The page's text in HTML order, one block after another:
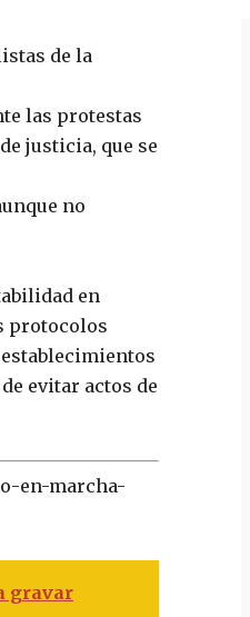
de la
las protestas
justicia, que se
no
en
protocolos
evitar actos de
en-marcha-
gravar